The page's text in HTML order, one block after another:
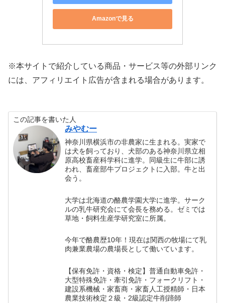
Amazonで見る
※本サイトで紹介している商品・サービス等の外部リンク
には、アフィリエイト広告が含まれる場合があります。
この記事を書いた人
みやむー
神奈川県横浜市の非農家に生まれる。実家で
は犬を飼っており、犬部のある神奈川県立相
原高校畜産科学科に進学。同級生に牛部に誘
われ、畜産部牛プロジェクトに入部。牛と出
会う。
大学は北海道の酪農学園大学に進学。サーク
ルの乳牛研究会にて会長を務める。ゼミでは
草地・飼料生産学研究室に所属。
今年で酪農歴10年！現在は関西の牧場にて乳
肉兼業農場の農場長として働いています。
【保有免許・資格・検定】普通自動車免許・
大型特殊免許・牽引免許・フォークリフト・
建設系機械・家畜商・家畜人工授精師・日本
農業技術検定２級・2級認定牛削蹄師